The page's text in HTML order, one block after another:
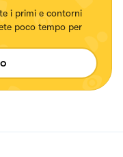
i primi e contorni
poco tempo per